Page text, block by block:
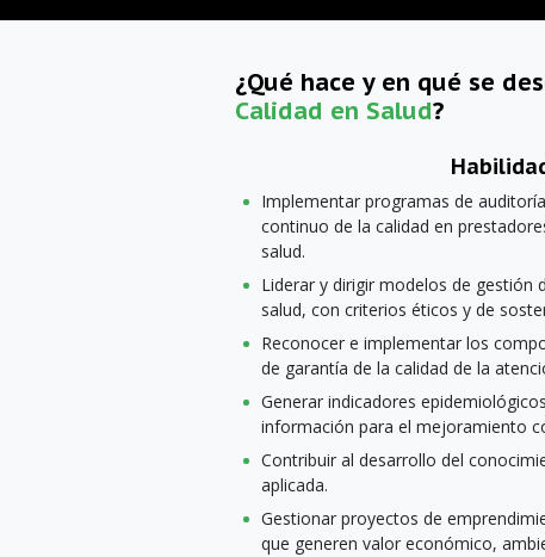
¿Qué hace y en qué se
Calidad en Salud?
Implementar programas de
continuo de la calidad en
salud.
Liderar y dirigir modelos de gestión
salud, con criterios éticos y de
Reconocer e implementar los
de garantía de la calidad de la
Generar indicadores
información para el mejoramiento
Contribuir al desarrollo del
aplicada.
Gestionar proyectos de
que generen valor económico,